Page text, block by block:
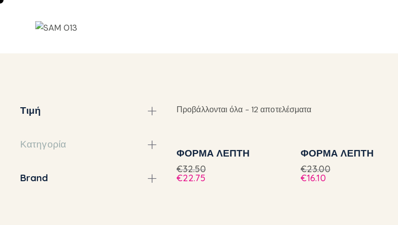
Προβάλλονται όλα - 12 αποτελέσματα
ΦΟΡΜΑ ΛΕΠΤΗ
€32.50
€22.75
ΦΟΡΜΑ ΛΕΠΤΗ
€23.00
€16.10
Τιμή
Κατηγορία
Brand